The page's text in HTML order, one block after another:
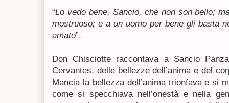
“Lo vedo bene, Sancio, che non son bello;
mostruoso; e a un uomo per bene gli basta
amato”.
Don Chisciotte raccontava a Sancio
Cervantes, delle bellezze dell’anima e del
Mancia la bellezza dell’anima trionfava e si
come si specchiava nell’onestà e nella